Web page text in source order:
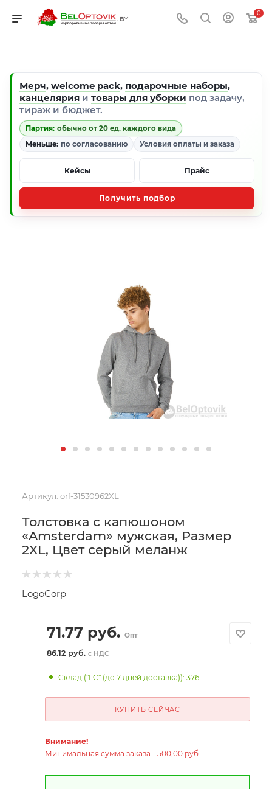
0
Мерч, welcome pack, подарочные наборы,
канцелярия и товары для уборки под задачу,
тираж и бюджет.
Партия: обычно от 20 ед. каждого вида
Меньше: по согласованию Условия оплаты и заказа
Кейсы Прайс
Получить подбор
Артикул: orf-31530962XL
Толстовка с капюшоном
«Amsterdam» мужская, Размер
2XL, Цвет серый меланж
LogoCorp
71.77 руб. Опт
86.12 руб. с НДС
Склад ("LC" (до 7 дней доставка)): 376
КУПИТЬ СЕЙЧАС
Внимание!
Минимальная сумма заказа - 500,00 руб.